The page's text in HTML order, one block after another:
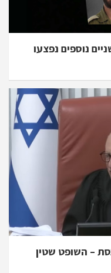
נוספים נפצעו
– השופט שטין